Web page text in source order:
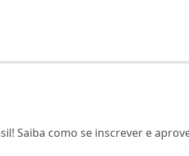
Saiba como se inscrever e